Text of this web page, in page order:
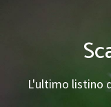
L'ultimo listino